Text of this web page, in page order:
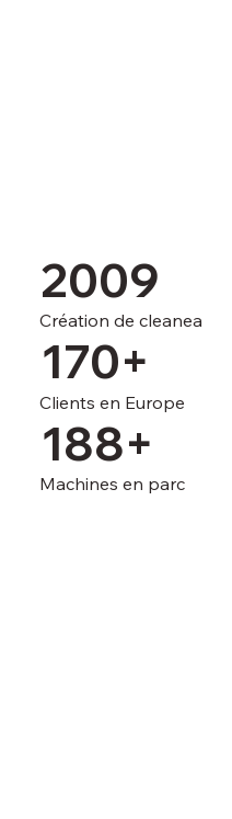
2009
Création de cleanea
170+
Clients en Europe
188+
Machines en parc